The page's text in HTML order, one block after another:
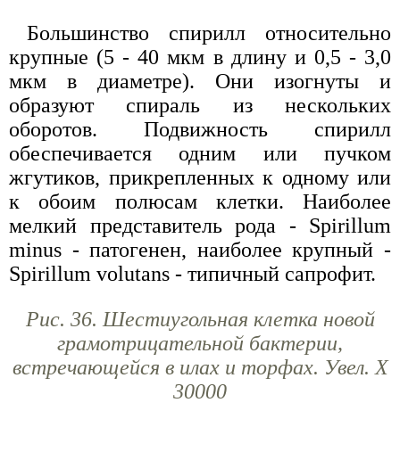
Большинство спирилл относительно
крупные (5 - 40 мкм в длину и 0,5 - 3,0
мкм в диаметре). Они изогнуты и
образуют спираль из нескольких
оборотов. Подвижность спирилл
обеспечивается одним или пучком
жгутиков, прикрепленных к одному или
к обоим полюсам клетки. Наиболее
мелкий представитель рода - Spirillum
minus - патогенен, наиболее крупный -
Spirillum volutans - типичный сапрофит.
Рис. 36. Шестиугольная клетка новой
грамотрицательной бактерии,
встречающейся в илах и торфах. Увел. Х
30000